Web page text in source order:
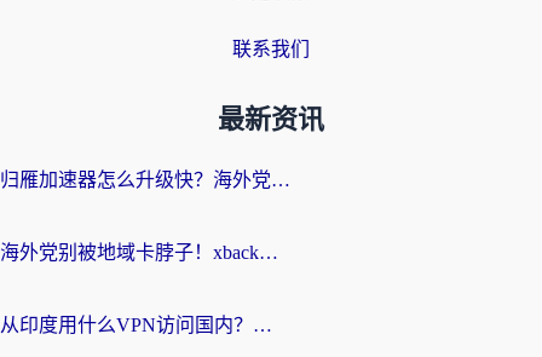
联系我们
最新资讯
归雁加速器怎么升级快？海外党无缝访问国内资源的全攻略（附免费VPN推荐Dcard热门款）
海外党别被地域卡脖子！xback回国加速器选择全攻略，轻松刷剧玩国服
从印度用什么VPN访问国内？海外党亲测的无缝回国上网指南